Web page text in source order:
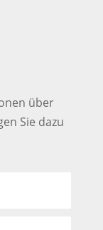
über
Sie dazu